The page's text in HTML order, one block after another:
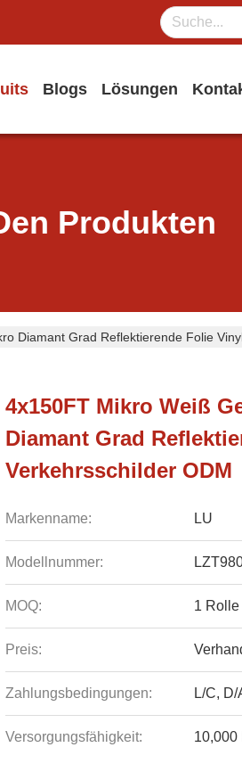
Blogs Lösungen
Produkten
Diamant Grad Reflektierende Folie
4x150FT Mikro Weiß
Diamant Grad
Verkehrsschilder ODM
Markenname: LU
Modellnummer:
MOQ: 1 Rolle
Preis:
Zahlungsbedingungen: L/C,
Versorgungsfähigkeit: 10,000